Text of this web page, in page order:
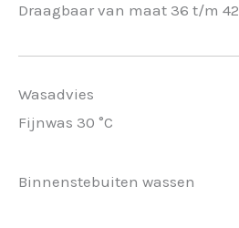
Draagbaar van maat 36 t/m 42
Wasadvies
Fijnwas 30 °C
Binnenstebuiten wassen